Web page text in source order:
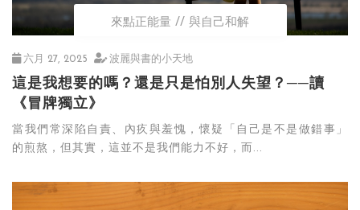
來點正能量 與自己和解
六月 27, 2025 波麗與書的小天地
這是我想要的嗎？還是只是怕別人失望？──讀
《冒牌獨立》
當我們常深陷自責、內疚與羞愧，懷疑「自己是不是做錯事」
的煎熬，但其實，這並不是我們能力不好，而...